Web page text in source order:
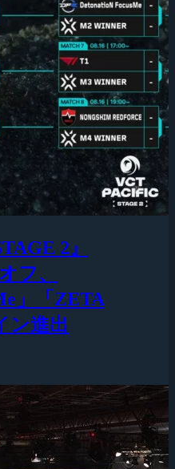
2』
フ、
」「ZETA
ン進出